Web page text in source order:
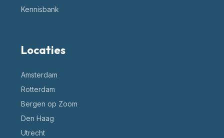
Kennisbank
Locaties
Amsterdam
Rotterdam
Bergen op Zoom
Den Haag
Utrecht